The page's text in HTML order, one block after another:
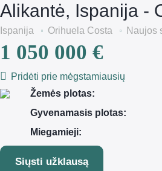
Alikantė, Ispanija -
Ispanija Orihuela Costa Naujos
1 050 000 €
Pridėti prie mėgstamiausių
Žemės plotas:
Gyvenamasis plotas:
Miegamieji:
Siųsti užklausą